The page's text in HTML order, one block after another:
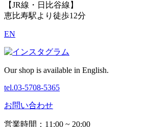
【JR線・日比谷線】
恵比寿駅より徒歩12分
EN
Our shop is available in English.
tel.03-5708-5365
お問い合わせ
営業時間：11:00 ~ 20:00